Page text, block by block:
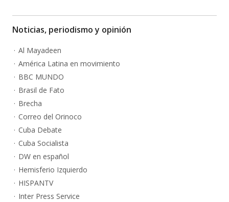
Noticias, periodismo y opinión
Al Mayadeen
América Latina en movimiento
BBC MUNDO
Brasil de Fato
Brecha
Correo del Orinoco
Cuba Debate
Cuba Socialista
DW en español
Hemisferio Izquierdo
HISPANTV
Inter Press Service